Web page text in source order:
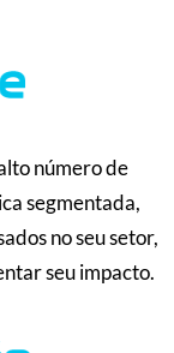
número de
segmentada,
no seu setor,
seu impacto.